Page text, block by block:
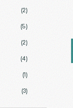
(2)
(5)
(2)
(4)
(1)
(3)